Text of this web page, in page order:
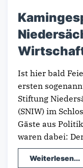
Ist hier bald
ersten
Stiftung
(SNIW) im
Gäste aus
waren dabei:
Weiterlesen...